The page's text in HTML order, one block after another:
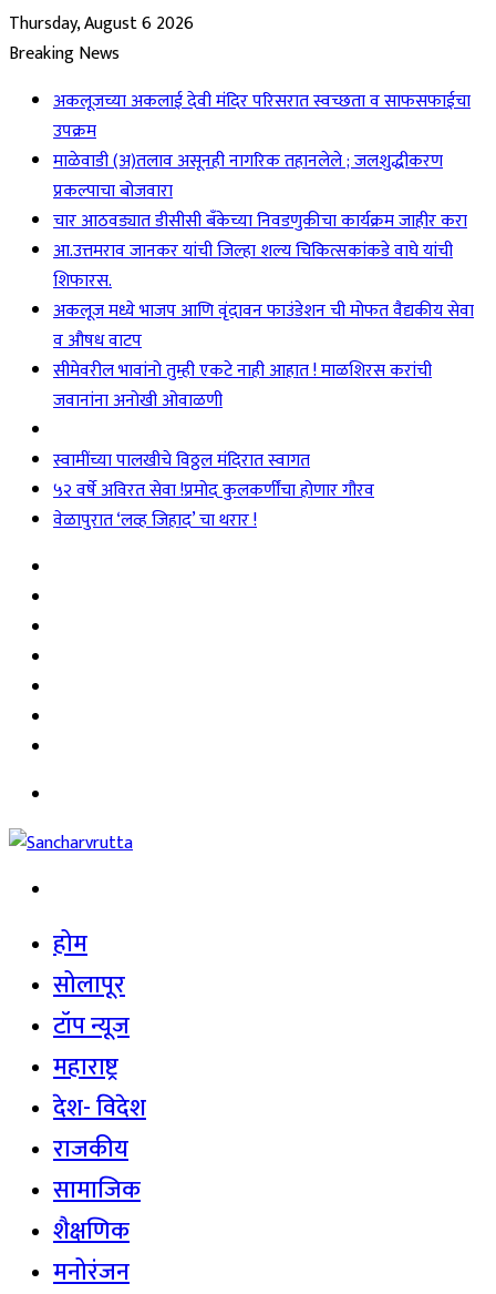
Thursday, August 6 2026
Breaking News
अकलूजच्या अकलाई देवी मंदिर परिसरात स्वच्छता व साफसफाईचा
उपक्रम
माळेवाडी (अ)तलाव असूनही नागरिक तहानलेले ; जलशुद्धीकरण
प्रकल्पाचा बोजवारा
चार आठवड्यात डीसीसी बँकेच्या निवडणुकीचा कार्यक्रम जाहीर करा
आ.उत्तमराव जानकर यांची जिल्हा शल्य चिकित्सकांकडे वाघे यांची
शिफारस.
अकलूज मध्ये भाजप आणि वृंदावन फाउंडेशन ची मोफत वैद्यकीय सेवा
व औषध वाटप
सीमेवरील भावांनो तुम्ही एकटे नाही आहात ! माळशिरस करांची
जवानांना अनोखी ओवाळणी
स्वामींच्या पालखीचे विठ्ठल मंदिरात स्वागत
५२ वर्षे अविरत सेवा !प्रमोद कुलकर्णींचा होणार गौरव
वेळापुरात ‘लव्ह जिहाद’ चा थरार !
होम
सोलापूर
टॉप न्यूज
महाराष्ट्र
देश- विदेश
राजकीय
सामाजिक
शैक्षणिक
मनोरंजन